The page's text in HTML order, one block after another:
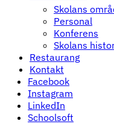
Skolans
Personal
Konferens
Skolans
Restaurang
Kontakt
Facebook
Instagram
LinkedIn
Schoolsoft